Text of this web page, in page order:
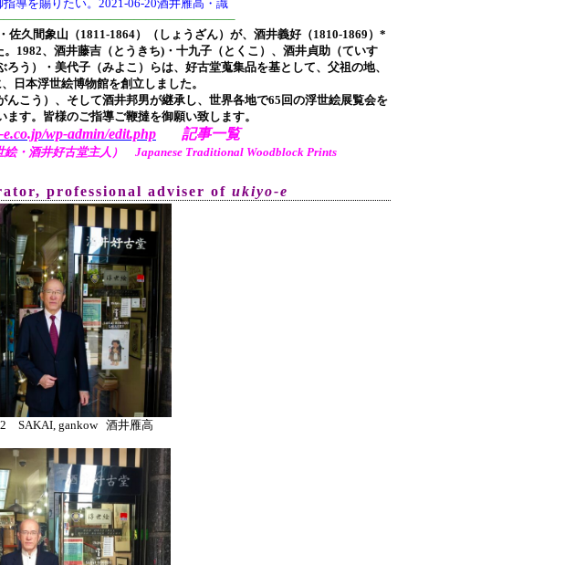
導を賜りたい。2021-06-20酒井雁高・識
佐久間象山（1811-1864）（しょうざん）が、酒井義好（1810-1869）*
1982、酒井藤吉（とうきち)・十九子（とくこ）、酒井貞助（ていす
う）・美代子（みよこ）らは、好古堂蒐集品を基として、父祖の地、
日本浮世絵博物館を創立しました。
こう）、そして酒井邦男が継承し、世界各地で65回の浮世絵展覧会を
ます。皆様のご指導ご鞭撻を御願い致します。
wp-admin/edit.php 記事一覧
絵・酒井好古堂主人） Japanese Traditional Woodblock Prints
professional adviser of ukiyo-e
SAKAI, gankow 酒井雁高